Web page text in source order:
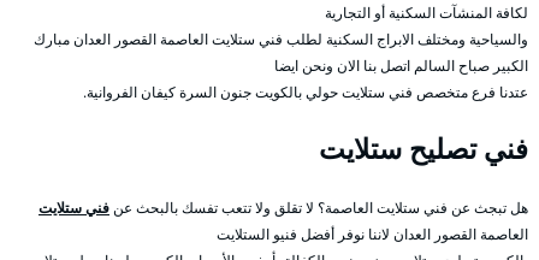
لكافة المنشآت السكنية أو التجارية
والسياحية ومختلف الابراج السكنية لطلب فني ستلايت العاصمة القصور العدان مبارك
الكبير صباح السالم اتصل بنا الان ونحن ايضا
عتدنا فرع متخصص فني ستلايت حولي بالكويت جنون السرة كيفان الفروانية.
فني تصليح ستلايت
هل تبجث عن فني ستلايت العاصمة؟ لا تقلق ولا تتعب تفسك بالبحث عنفني ستلايت
العاصمة القصور العدان لاننا نوفر أفضل فنيو الستلايت